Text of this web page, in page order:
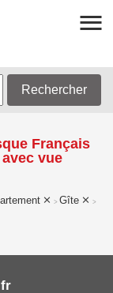
Rechercher
Français
vue
> Gîte >